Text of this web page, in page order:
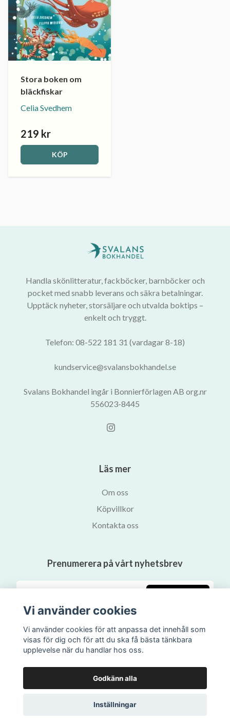
Stora boken om
bläckfiskar
Celia Svedhem
219 kr
KÖP
Handla skönlitteratur, fackböcker, barnböcker och
pocket med snabb leverans och säkra betalningar.
Upptäck nyheter, storsäljare och utvalda boktips –
enkelt och tryggt.
Telefon: 08-522 181 31 (vardagar 8-18)
kundservice@svalansbokhandel.se
Svalans Bokhandel ingår i Bonnierförlagen AB org.nr
556023-8445
Läs mer
Om oss
Köpvillkor
Kontakta oss
Prenumerera på vårt nyhetsbrev
© 2026 Svalans Bokhandel
Vi använder cookies
Vi använder cookies för att anpassa det innehåll som
visas för dig och för att du ska få bästa tänkbara
upplevelse när du handlar hos oss.
Godkänn alla
Inställningar